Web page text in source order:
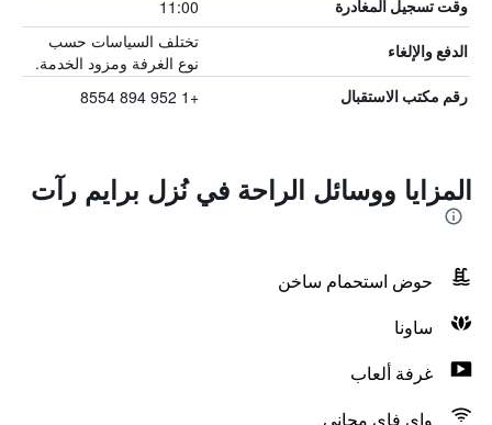
وقت تسجيل المغادرة 11:00
الدفع والإلغاء
تختلف السياسات حسب
نوع الغرفة ومزود الخدمة.
رقم مكتب الاستقبال +1 952 894 8554
المزايا ووسائل الراحة في نُزل برايم رآت
حوض استحمام ساخن
ساونا
غرفة ألعاب
واي فاي مجاني